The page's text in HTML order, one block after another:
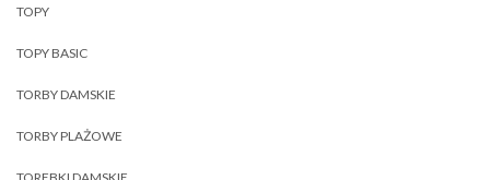
TOPY
TOPY BASIC
TORBY DAMSKIE
TORBY PLAŻOWE